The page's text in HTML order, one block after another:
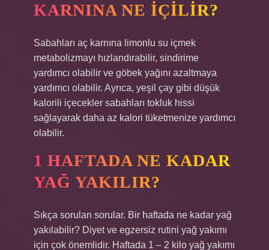
KARNINA NE IÇILIR?
Sabahları aç karnına limonlu su içmek
metabolizmayı hızlandırabilir, sindirime
yardımcı olabilir ve göbek yağını azaltmaya
yardımcı olabilir. Ayrıca, yeşil çay gibi düşük
kalorili içecekler sabahları tokluk hissi
sağlayarak daha az kalori tüketmenize yardımcı
olabilir.
1 HAFTADA NE KADAR
YAĞ YAKILIR?
Sıkça sorulan sorular. Bir haftada ne kadar yağ
yakılabilir? Diyet ve egzersiz rutini yağ yakımı
için çok önemlidir. Haftada 1 – 2 kilo yağ yakımı